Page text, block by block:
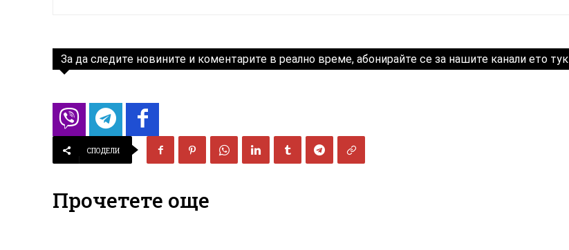
За да следите новините и коментарите в реално време, абонирайте се за нашите канали ето тук
СПОДЕЛИ
Прочетете още